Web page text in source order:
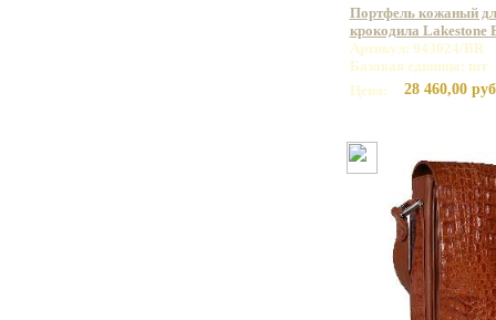
Портфель кожаный
крокодила Lakestone
Артикул: 943024/BR
Базовая единица: шт
Цена:
28 460,00